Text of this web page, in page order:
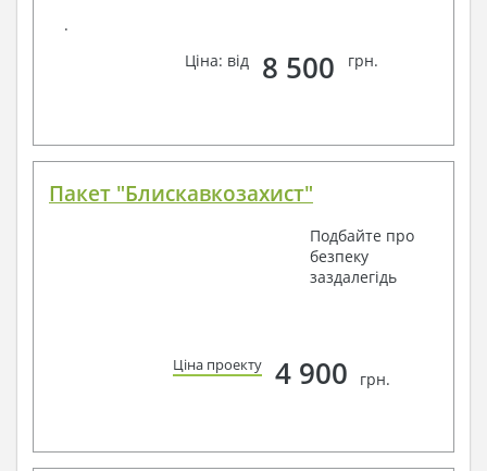
.
Ціна: від
8 500 грн.
Пакет "Блискавкозахист"
Подбайте про
безпеку
заздалегідь
Ціна проекту 4 900 грн.